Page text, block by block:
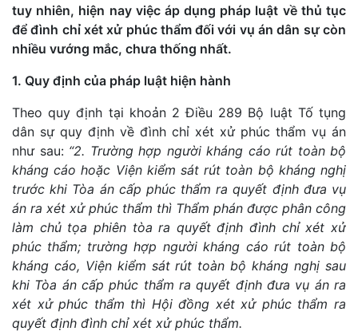
tuy nhiên, hiện nay việc áp dụng pháp luật về thủ tục
để đình chỉ xét xử phúc thẩm đối với vụ án dân sự còn
nhiều vướng mắc, chưa thống nhất.
1. Quy định của pháp luật hiện hành
Theo quy định tại khoản 2 Điều 289 Bộ luật Tố tụng
dân sự quy định về đình chỉ xét xử phúc thẩm vụ án
như sau: “2. Trường hợp người kháng cáo rút toàn bộ
kháng cáo hoặc Viện kiểm sát rút toàn bộ kháng nghị
trước khi Tòa án cấp phúc thẩm ra quyết định đưa vụ
án ra xét xử phúc thẩm thì Thẩm phán được phân công
làm chủ tọa phiên tòa ra quyết định đình chỉ xét xử
phúc thẩm; trường hợp người kháng cáo rút toàn bộ
kháng cáo, Viện kiểm sát rút toàn bộ kháng nghị sau
khi Tòa án cấp phúc thẩm ra quyết định đưa vụ án ra
xét xử phúc thẩm thì Hội đồng xét xử phúc thẩm ra
quyết định đình chỉ xét xử phúc thẩm.